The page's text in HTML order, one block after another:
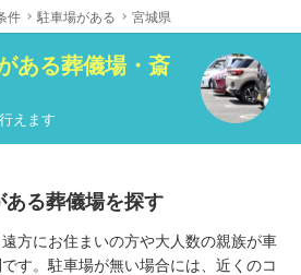
件 駐車場がある 宮城県
ある葬儀場・斎
えます
る葬儀場を探す
方にお住まいの方や大人数の親族が車
す。駐車場が無い場合には、近くのコ